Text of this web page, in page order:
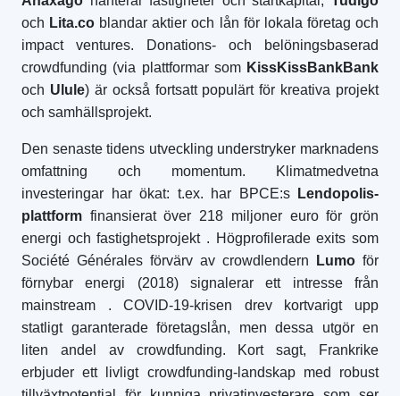
och Lita.co blandar aktier och lån för lokala företag och
impact ventures. Donations- och belöningsbaserad
crowdfunding (via plattformar som KissKissBankBank
och Ulule) är också fortsatt populärt för kreativa projekt
och samhällsprojekt.
Den senaste tidens utveckling understryker marknadens
omfattning och momentum. Klimatmedvetna
investeringar har ökat: t.ex. har BPCE:s
Lendopolis-
plattform finansierat över 218 miljoner euro för grön
energi och fastighetsprojekt . Högprofilerade exits som
Société Générales förvärv av crowdlendern
Lumo för
förnybar energi (2018) signalerar ett intresse från
mainstream
. COVID-19-krisen drev kortvarigt upp
statligt garanterade företagslån, men dessa utgör en
liten andel av crowdfunding. Kort sagt, Frankrike
erbjuder ett livligt crowdfunding-landskap med robust